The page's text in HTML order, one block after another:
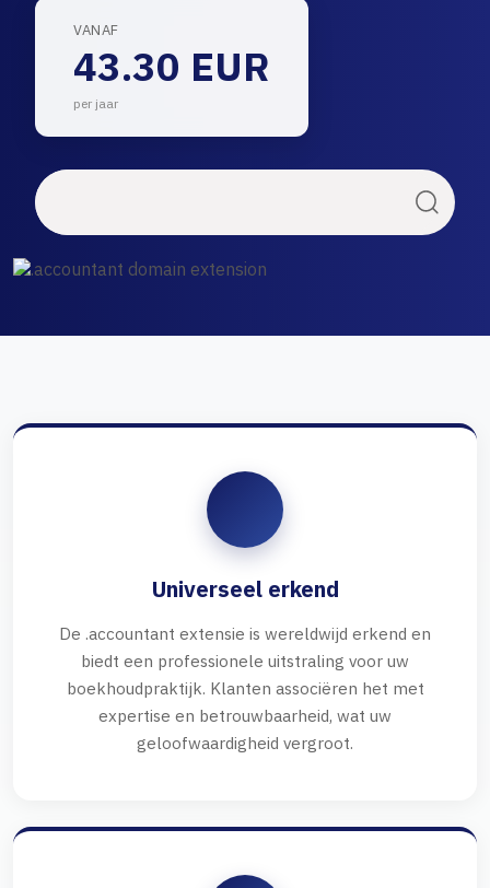
VANAF
43.30 EUR
per jaar
Universeel erkend
De .accountant extensie is wereldwijd erkend en
biedt een professionele uitstraling voor uw
boekhoudpraktijk. Klanten associëren het met
expertise en betrouwbaarheid, wat uw
geloofwaardigheid vergroot.